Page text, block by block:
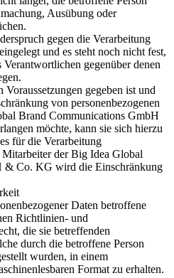
Ausübung oder
gegen die Verarbeitung
und es steht noch nicht fest,
gegenüber denen
Voraussetzungen gegeben ist und
von personenbezogenen
Brand Communications GmbH
möchte, kann sie sich hierzu
für die Verarbeitung
der Big Idea Global
& Co. KG wird die Einschränkung
Daten betroffene
Richtlinien- und
die sie betreffenden
durch die betroffene Person
wurden, in einem
Format zu erhalten.